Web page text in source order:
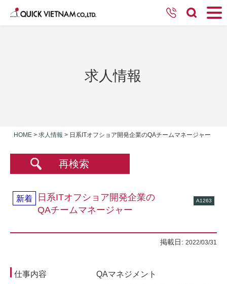
求人情報
HOME > 求人情報 > 日系ITオフショア開発企業のQAチームマネージャー
再検索
新着
日系ITオフショア開発企業の
QAチームマネージャー
A1263
掲載日: 2022/03/31
仕事内容
QAマネジメント